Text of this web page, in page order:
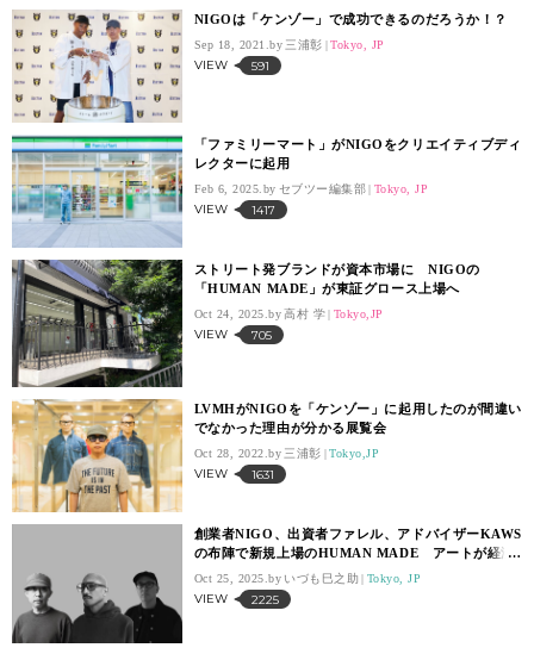
NIGOは「ケンゾー」で成功できるのだろうか！？
Sep 18, 2021. 三浦彰 Tokyo, JP
VIEW 591
「ファミリーマート」がNIGOをクリエイティブディ
レクターに起用
Feb 6, 2025. セブツー編集部 Tokyo, JP
VIEW 1417
ストリート発ブランドが資本市場に NIGOの
「HUMAN MADE」が東証グロース上場へ
Oct 24, 2025. 高村 学 Tokyo,JP
VIEW 705
LVMHがNIGOを「ケンゾー」に起用したのが間違い
でなかった理由が分かる展覧会
Oct 28, 2022. 三浦彰 Tokyo,JP
VIEW 1631
創業者NIGO、出資者ファレル、アドバイザーKAWS
の布陣で新規上場のHUMAN MADE アートが経済
を動かす幕開け【いづも巳之助の一株コラム】
Oct 25, 2025. いづも巳之助 Tokyo, JP
VIEW 2225